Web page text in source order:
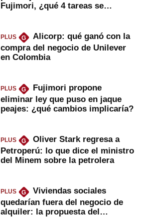
Fujimori, ¿qué 4 tareas se
PLUS G
Alicorp: qué ganó con la
compra del negocio de Unilever
en Colombia
PLUS G
Fujimori propone
eliminar ley que puso en jaque
peajes: ¿qué cambios implicaría?
PLUS G
Oliver Stark regresa a
Petroperú: lo que dice el ministro
del Minem sobre la petrolera
PLUS G
Viviendas sociales
quedarían fuera del negocio de
alquiler: la propuesta del